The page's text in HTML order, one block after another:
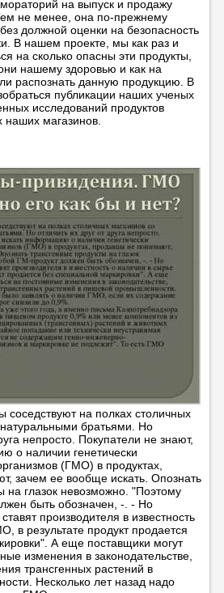
на выпуск и продажу
не менее, она по-прежнему
должной оценки на безопасность
В нашем проекте, мы как раз и
на сколько опасны эти продукты,
нашему здоровью и как на
распознать данную продукцию. В
публикации наших ученых
исследований продуктов
наших магазинов.
соседствуют на полках столичных
братьями. Но
непросто. Покупатели не знают,
о наличии генетически
(ГМО) в продуктах,
зачем ее вообще искать. Опознать
на глазок невозможно. "Поэтому
быть обозначен, -. - Но
производителя в известность
в результате продукт продается
А еще поставщики могут
изменения в законодательстве,
трансгенных растений в
Несколько лет назад надо